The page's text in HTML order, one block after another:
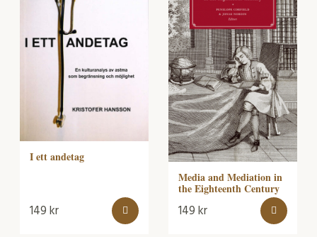
I ett andetag
149kr
Media and Mediation in
the Eighteenth Century
149kr